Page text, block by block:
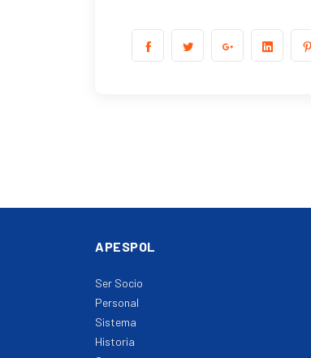
APESPOL
Ser Socio
Personal
Sistema
Historia